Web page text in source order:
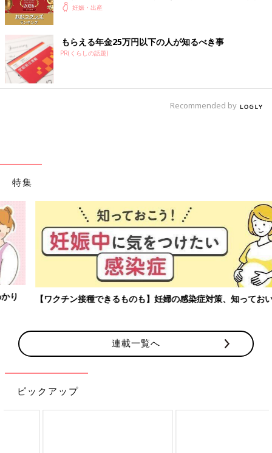
2026】
妊娠・出産
もらえる年金25万円以下の人が知るべき事
PR(くらしの話題)
Recommended by
特集
【ワクチン接種できるものも】妊婦の感染症対策、知っておいて！
連載一覧へ
ピックアップ